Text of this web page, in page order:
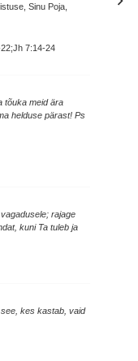
Sinu Poja,
7:14-24
tõuka meid ära
helduse pärast! Ps
rajage
kuni Ta tuleb ja
kes kastab, vaid